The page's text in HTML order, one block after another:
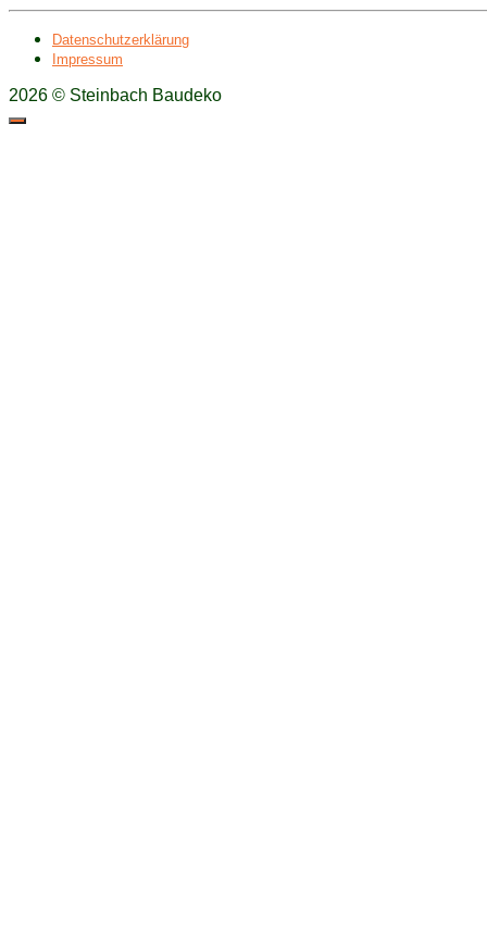
Datenschutzerklärung
Impressum
2026 © Steinbach Baudeko